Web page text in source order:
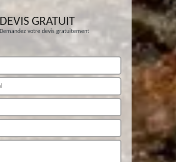
DEVIS GRATUIT
Demandez votre devis gratuitement